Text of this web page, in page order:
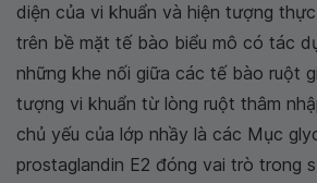
diện của vi khuẩn và hiện tượng
trên bề mặt tế bào biểu mô có tác
những khe nối giữa các tế bào ruột
tượng vi khuẩn từ lòng ruột thâm
chủ yếu của lớp nhầy là các Mục
prostaglandin E2 đóng vai trò trong